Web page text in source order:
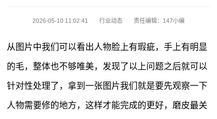
2026-05-10 11:02:41 行业动态 责任编辑：147小编
从图片中我们可以看出人物脸上有瑕疵，手上有明显
的毛，整体也不够唯美，发现了以上问题之后就可以
针对性处理了，拿到一张图片我们就是要先观察一下
人物需要修的地方，这样才能完成的更好，磨皮最关